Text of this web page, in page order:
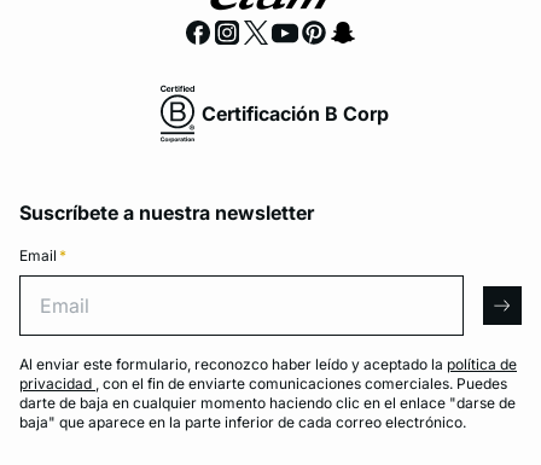
Certificación B Corp
Suscríbete a nuestra newsletter
Email *
Al enviar este formulario, reconozco haber leído y aceptado la política de
privacidad , con el fin de enviarte comunicaciones comerciales. Puedes
darte de baja en cualquier momento haciendo clic en el enlace "darse de
baja" que aparece en la parte inferior de cada correo electrónico.